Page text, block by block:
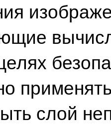
слой